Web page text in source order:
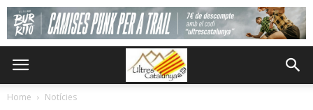
Home Notícies